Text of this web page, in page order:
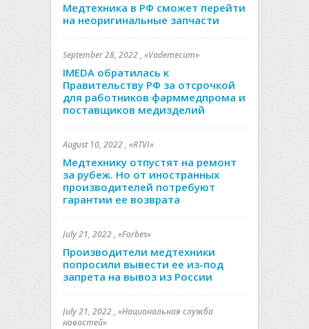
Медтехника в РФ сможет перейти
на неоригинальные запчасти
September 28, 2022 , «Vademecum»
IMEDA обратилась к
Правительству РФ за отсрочкой
для работников фарммедпрома и
поставщиков медизделий
August 10, 2022 , «RTVI»
Медтехнику отпустят на ремонт
за рубеж. Но от иностранных
производителей потребуют
гарантии ее возврата
July 21, 2022 , «Forbes»
Производители медтехники
попросили вывести ее из-под
запрета на вывоз из России
July 21, 2022 , «Национальная служба
новостей»